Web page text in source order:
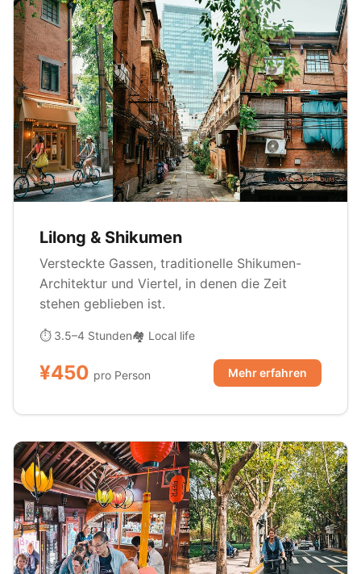
Lilong & Shikumen
Versteckte Gassen, traditionelle Shikumen-
Architektur und Viertel, in denen die Zeit
stehen geblieben ist.
⏱ 3.5–4 Stunden🏘️ Local life
¥450 pro Person Mehr erfahren